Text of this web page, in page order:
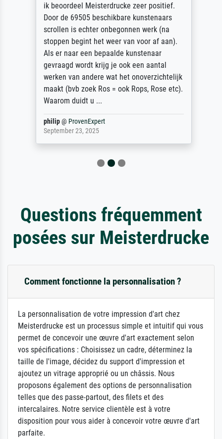
ik beoordeel Meisterdrucke zeer positief.
Door de 69505 beschikbare kunstenaars
scrollen is echter onbegonnen werk (na
stoppen begint het weer van voor af aan).
Als er naar een bepaalde kunstenaar
gevraagd wordt krijg je ook een aantal
werken van andere wat het onoverzichtelijk
maakt (bvb zoek Ros = ook Rops, Rose etc).
Waarom duidt u ...
philip@ProvenExpert
September 23, 2025
Questions fréquemment
posées sur Meisterdrucke
Comment fonctionne la personnalisation ?
La personnalisation de votre impression d'art chez
Meisterdrucke est un processus simple et intuitif qui vous
permet de concevoir une œuvre d'art exactement selon
vos spécifications : Choisissez un cadre, déterminez la
taille de l'image, décidez du support d'impression et
ajoutez un vitrage approprié ou un châssis. Nous
proposons également des options de personnalisation
telles que des passe-partout, des filets et des
intercalaires. Notre service clientèle est à votre
disposition pour vous aider à concevoir votre œuvre d'art
parfaite.